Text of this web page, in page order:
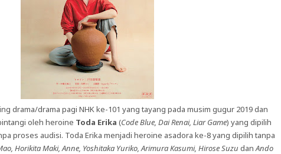
drama/drama pagi NHK ke-101 yang tayang pada musim gugur 2019 dan
oleh heroine Toda Erika (Code Blue, Dai Renai, Liar Game) yang dipilih
proses audisi. Toda Erika menjadi heroine asadora ke-8 yang dipilih tanpa
Horikita Maki, Anne, Yoshitaka Yuriko, Arimura Kasumi, Hirose Suzu danAndo